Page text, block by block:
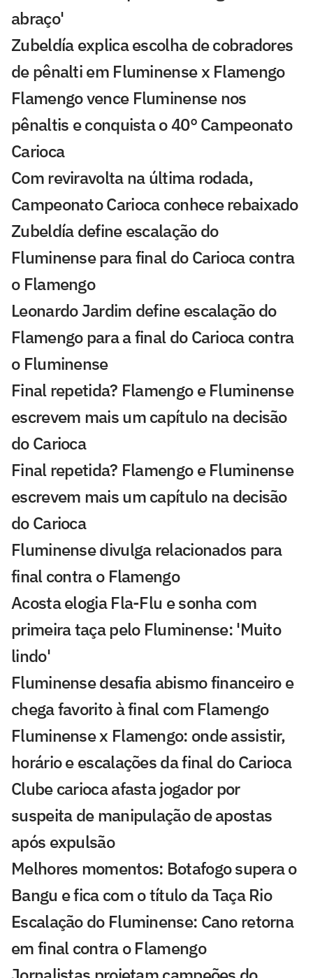
abraço'
Zubeldía explica escolha de cobradores
de pênalti em Fluminense x Flamengo
Flamengo vence Fluminense nos
pênaltis e conquista o 40° Campeonato
Carioca
Com reviravolta na última rodada,
Campeonato Carioca conhece rebaixado
Zubeldía define escalação do
Fluminense para final do Carioca contra
o Flamengo
Leonardo Jardim define escalação do
Flamengo para a final do Carioca contra
o Fluminense
Final repetida? Flamengo e Fluminense
escrevem mais um capítulo na decisão
do Carioca
Final repetida? Flamengo e Fluminense
escrevem mais um capítulo na decisão
do Carioca
Fluminense divulga relacionados para
final contra o Flamengo
Acosta elogia Fla-Flu e sonha com
primeira taça pelo Fluminense: 'Muito
lindo'
Fluminense desafia abismo financeiro e
chega favorito à final com Flamengo
Fluminense x Flamengo: onde assistir,
horário e escalações da final do Carioca
Clube carioca afasta jogador por
suspeita de manipulação de apostas
após expulsão
Melhores momentos: Botafogo supera o
Bangu e fica com o título da Taça Rio
Escalação do Fluminense: Cano retorna
em final contra o Flamengo